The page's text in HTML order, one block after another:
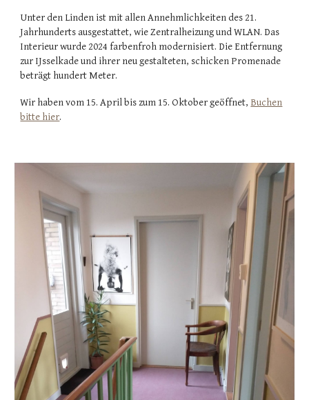
Unter den Linden ist mit allen Annehmlichkeiten des 21.
Jahrhunderts ausgestattet, wie Zentralheizung und WLAN. Das
Interieur wurde 2024 farbenfroh modernisiert. Die Entfernung
zur IJsselkade und ihrer neu gestalteten, schicken Promenade
beträgt hundert Meter.
Wir haben vom 15. April bis zum 15. Oktober geöffnet, Buchen
bitte hier.